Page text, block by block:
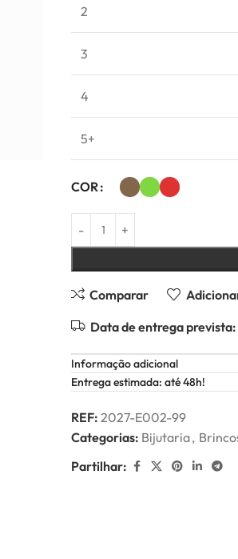
2
3
4
5+
COR
Comparar
Data de entrega prevista:
Informação adicional
Entrega estimada: até 48h!
REF: 2027-E002-99
Categorias: Bijutaria,
Partilhar: